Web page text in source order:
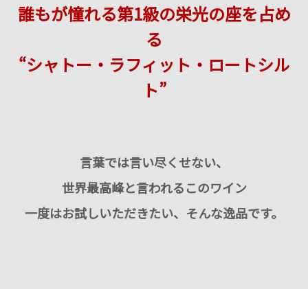
誰もが憧れる第1級の栄光の座を占め
る
“シャトー・ラフィット・ロートシル
ト”
言葉では言い尽くせない、
世界最高峰と言われるこのワイン
一度はお試しいただきたい、そんな逸品です。